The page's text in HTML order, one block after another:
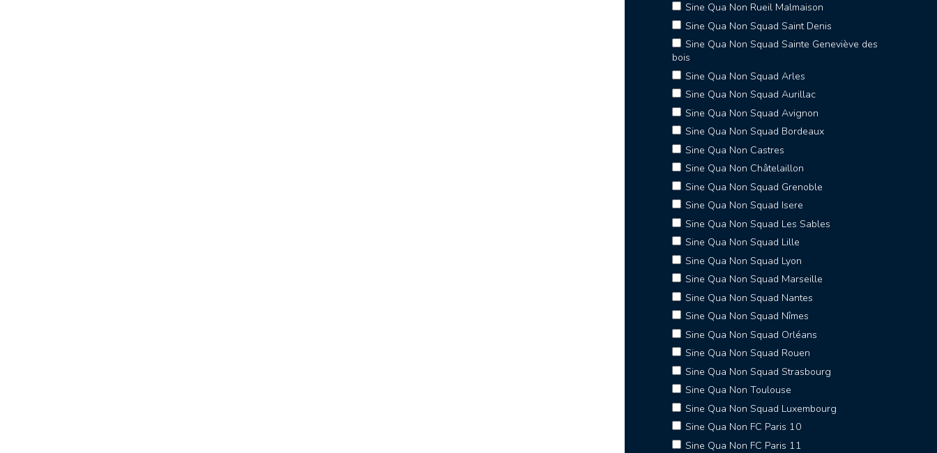
Sine Qua Non Rueil Malmaison
Sine Qua Non Squad Saint Denis
Sine Qua Non Squad Sainte Geneviève des
bois
Sine Qua Non Squad Arles
Sine Qua Non Squad Aurillac
Sine Qua Non Squad Avignon
Sine Qua Non Squad Bordeaux
Sine Qua Non Castres
Sine Qua Non Châtelaillon
Sine Qua Non Squad Grenoble
Sine Qua Non Squad Isere
Sine Qua Non Squad Les Sables
Sine Qua Non Squad Lille
Sine Qua Non Squad Lyon
Sine Qua Non Squad Marseille
Sine Qua Non Squad Nantes
Sine Qua Non Squad Nîmes
Sine Qua Non Squad Orléans
Sine Qua Non Squad Rouen
Sine Qua Non Squad Strasbourg
Sine Qua Non Toulouse
Sine Qua Non Squad Luxembourg
Sine Qua Non FC Paris 10
Sine Qua Non FC Paris 11